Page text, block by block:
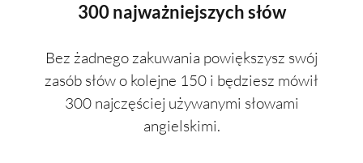
300 najważniejszych słów
Bez żadnego zakuwania powiększysz swój
zasób słów o kolejne 150 i będziesz mówił
300 najczęściej używanymi słowami
angielskimi.